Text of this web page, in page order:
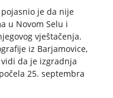
je da nije
u Novom Selu i
vještačenja.
iz Barjamovice,
da je izgradnja
25. septembra